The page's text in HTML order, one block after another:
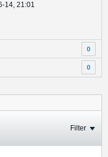
14, 21:01
0
0
Filter